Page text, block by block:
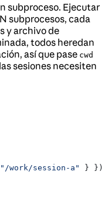
subproceso. Ejecutar
subprocesos, cada
y archivo de
todos heredan
así que pase cwd
sesiones necesiten
"/work/session-a" } })